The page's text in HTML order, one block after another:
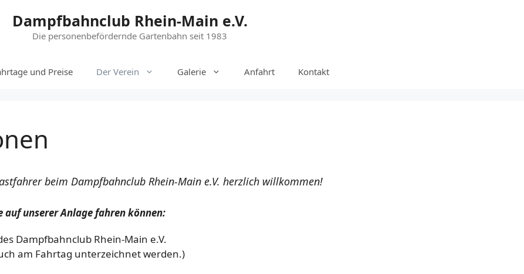
Dampfbahnclub Rhein-Main e.V.
Die personenbefördernde Gartenbahn seit 1983
und Preise Der Verein Galerie Anfahrt Kontakt
beim Dampfbahnclub Rhein-Main e.V. herzlich willkommen!
auf unserer Anlage fahren können:
Dampfbahnclub Rhein-Main e.V.
am Fahrtag unterzeichnet werden.)